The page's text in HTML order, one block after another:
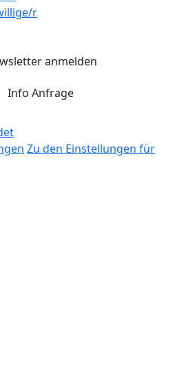
r
anmelden
Info Anfrage
Zu den Einstellungen für